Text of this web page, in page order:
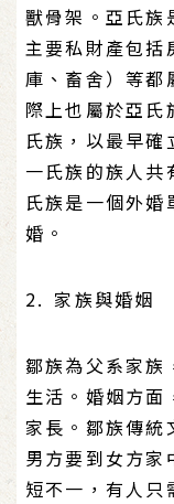
獸骨架。亞氏族
主要私財產包括
庫、畜舍）等都
際上也屬於亞氏
氏族，以最早確
一氏族的族人共
氏族是一個外婚
婚。
2. 家族與婚姻
鄒族為父系家族
生活。婚姻方面
家長。鄒族傳統
男方要到女方家
短不一，有人只